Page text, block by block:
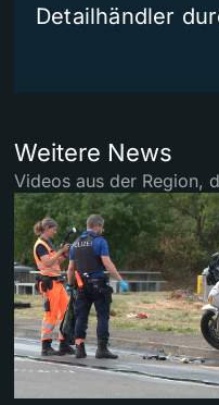
Detailhändler
Weitere News
Videos aus der Region,